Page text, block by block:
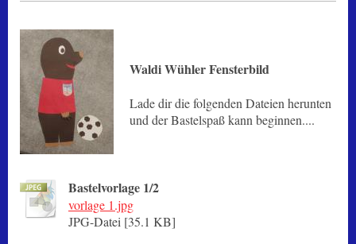
Waldi Wühler Fensterbild
Lade dir die folgenden Dateien herunten
und der Bastelspaß kann beginnen....
Bastelvorlage 1/2
vorlage 1.jpg
JPG-Datei [35.1 KB]